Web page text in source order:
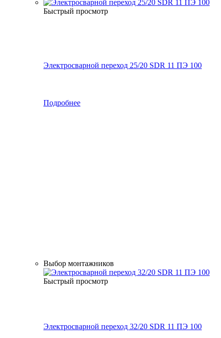
Быстрый просмотр
Электросварной переход 25/20 SDR 11 ПЭ 100
Подробнее
Выбор монтажников
Быстрый просмотр
Электросварной переход 32/20 SDR 11 ПЭ 100